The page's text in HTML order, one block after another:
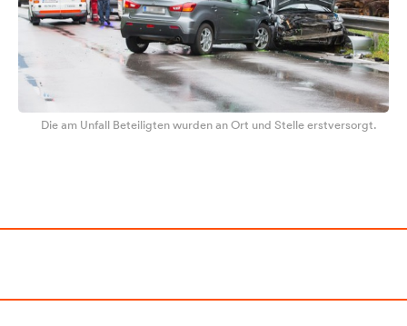
Die am Unfall Beteiligten wurden an Ort und Stelle erstversorgt.